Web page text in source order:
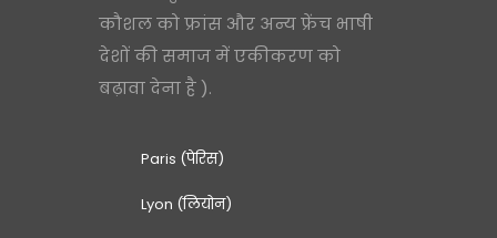
कौशल को फ्रांस और अन्य फ्रेंच भाषी
देशों की समाज में एकीकरण को
बढ़ावा देना है ).
Paris (पेरिस)
Lyon (लियोन)